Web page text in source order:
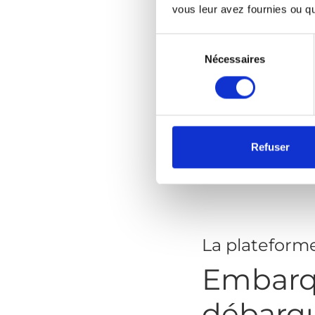
vous leur avez fournies ou
consentement
Nécessaires
Refuser
fatiguer. Il
sécurité. Il
La